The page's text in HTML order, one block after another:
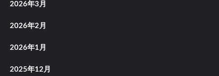
2026年3月
2026年2月
2026年1月
2025年12月